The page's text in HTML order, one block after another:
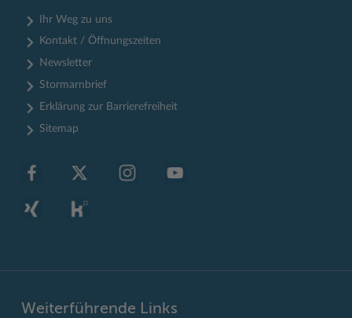
Ihr Weg zu uns
Kontakt / Öffnungszeiten
Newsletter
Stormarnbrief
Erklärung zur Barrierefreiheit
Sitemap
Weiterführende Links